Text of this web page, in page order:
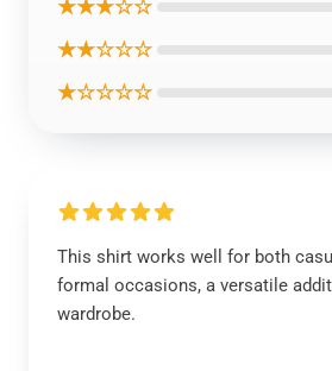
★★★☆☆
★★☆☆☆
★☆☆☆☆
This shirt works well for both
formal occasions, a versatile
wardrobe.